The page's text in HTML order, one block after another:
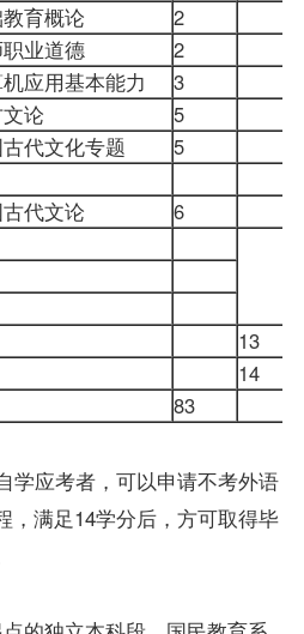
育概论
2
业道德
2
应用基本能力
3
文论
5
古代文化专题 5
古代文论
6
13
14
83
应考者，可以申请不考外语
，满足14学分后，方可取得毕